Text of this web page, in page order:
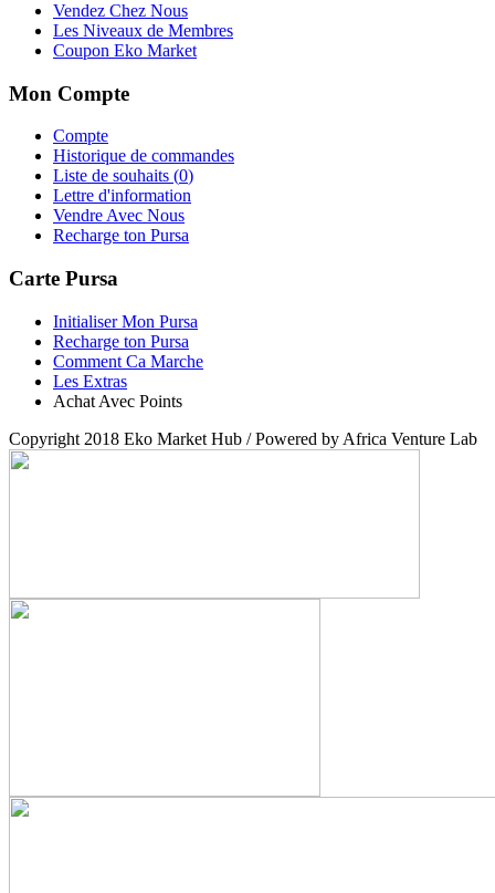
Vendez Chez Nous
Les Niveaux de Membres
Coupon Eko Market
Mon Compte
Compte
Historique de commandes
Liste de souhaits (0)
Lettre d'information
Vendre Avec Nous
Recharge ton Pursa
Carte Pursa
Initialiser Mon Pursa
Recharge ton Pursa
Comment Ca Marche
Les Extras
Achat Avec Points
Copyright 2018 Eko Market Hub / Powered by Africa Venture Lab